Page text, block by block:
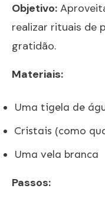
Objetivo:
realizar rituais de
gratidão.
Materiais:
Uma tigela de
Cristais (como
Uma vela branca
Passos: